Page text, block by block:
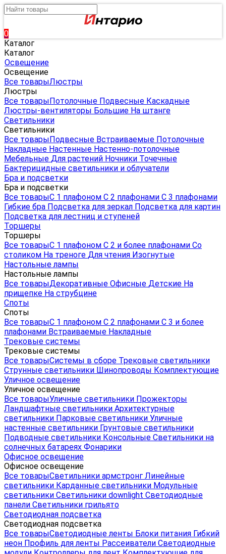
0
Каталог
Каталог
Освещение
Освещение
Все товарыЛюстры
Люстры
Все товарыПотолочные Подвесные Каскадные
Люстры-вентиляторы Большие На штанге
Светильники
Светильники
Все товарыПодвесные Встраиваемые Потолочные
Накладные Настенные Настенно-потолочные
Мебельные Для растений Ночники Точечные
Бактерицидные светильники и облучатели
Бра и подсветки
Бра и подсветки
Все товарыС 1 плафоном С 2 плафонами С 3 плафонами
Гибкие бра Подсветка для зеркал Подсветка для картин
Подсветка для лестниц и ступеней
Торшеры
Торшеры
Все товарыС 1 плафоном С 2 и более плафонами Со
столиком На треноге Для чтения Изогнутые
Настольные лампы
Настольные лампы
Все товарыДекоративные Офисные Детские На
прищепке На струбцине
Споты
Споты
Все товарыС 1 плафоном С 2 плафонами С 3 и более
плафонами Встраиваемые Накладные
Трековые системы
Трековые системы
Все товарыСистемы в сборе Трековые светильники
Струнные светильники Шинопроводы Комплектующие
Уличное освещение
Уличное освещение
Все товарыУличные светильники Прожекторы
Ландшафтные светильники Архитектурные
светильники Парковые светильники Уличные
настенные светильники Грунтовые светильники
Подводные светильники Консольные Светильники на
солнечных батареях Фонарики
Офисное освещение
Офисное освещение
Все товарыСветильники армстронг Линейные
светильники Карданные светильники Модульные
светильники Светильники downlight Светодиодные
панели Светильники грильято
Светодиодная подсветка
Светодиодная подсветка
Все товарыСветодиодные ленты Блоки питания Гибкий
неон Профиль для ленты Рассеиватели Светодиодные